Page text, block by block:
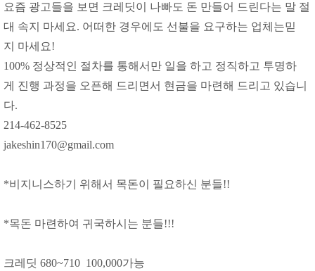
요즘 광고들을 보면 크레딧이 나빠도 돈 만들어 드린다는 말 절
대 속지 마세요. 어떠한 경우에도 선불을 요구하는 업체는믿
지 마세요!
100% 정상적인 절차를 통해서만 일을 하고 정직하고 투명하
게 진행 과정을 오픈해 드리면서 현금을 마련해 드리고 있습니
다.
214-462-8525
jakeshin170@gmail.com
*비지니스하기 위해서 목돈이 필요하신 분들!!
*목돈 마련하여 귀국하시는 분들!!!
크레딧 680~710 100,000가능